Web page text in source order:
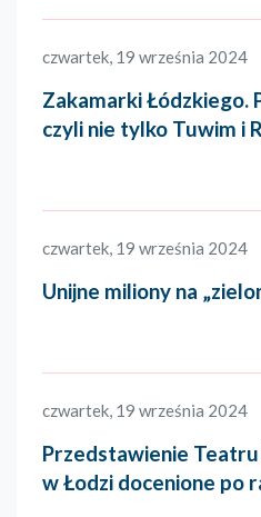
czwartek, 19 września 2024
Zakamarki Łódzkiego.
czyli nie tylko Tuwim i
czwartek, 19 września 2024
Unijne miliony na
czwartek, 19 września 2024
Przedstawienie Teatru
w Łodzi docenione po